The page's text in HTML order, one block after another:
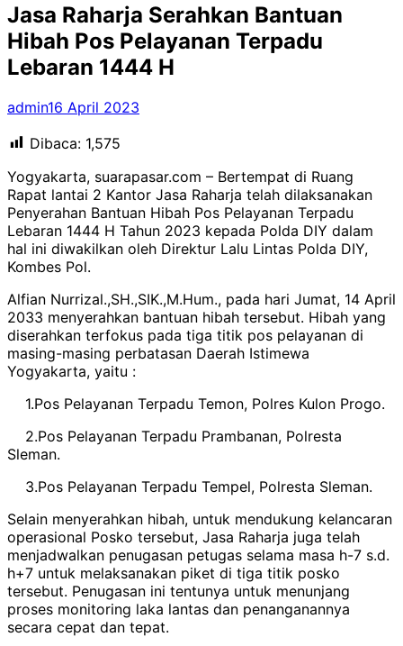
Jasa Raharja Serahkan Bantuan
Hibah Pos Pelayanan Terpadu
Lebaran 1444 H
admin16 April 2023
Dibaca: 1,575
Yogyakarta, suarapasar.com – Bertempat di Ruang
Rapat lantai 2 Kantor Jasa Raharja telah dilaksanakan
Penyerahan Bantuan Hibah Pos Pelayanan Terpadu
Lebaran 1444 H Tahun 2023 kepada Polda DIY dalam
hal ini diwakilkan oleh Direktur Lalu Lintas Polda DIY,
Kombes Pol.
Alfian Nurrizal.,SH.,SIK.,M.Hum., pada hari Jumat, 14 April
2033 menyerahkan bantuan hibah tersebut. Hibah yang
diserahkan terfokus pada tiga titik pos pelayanan di
masing-masing perbatasan Daerah Istimewa
Yogyakarta, yaitu :
1.Pos Pelayanan Terpadu Temon, Polres Kulon Progo.
2.Pos Pelayanan Terpadu Prambanan, Polresta
Sleman.
3.Pos Pelayanan Terpadu Tempel, Polresta Sleman.
Selain menyerahkan hibah, untuk mendukung kelancaran
operasional Posko tersebut, Jasa Raharja juga telah
menjadwalkan penugasan petugas selama masa h-7 s.d.
h+7 untuk melaksanakan piket di tiga titik posko
tersebut. Penugasan ini tentunya untuk menunjang
proses monitoring laka lantas dan penanganannya
secara cepat dan tepat.